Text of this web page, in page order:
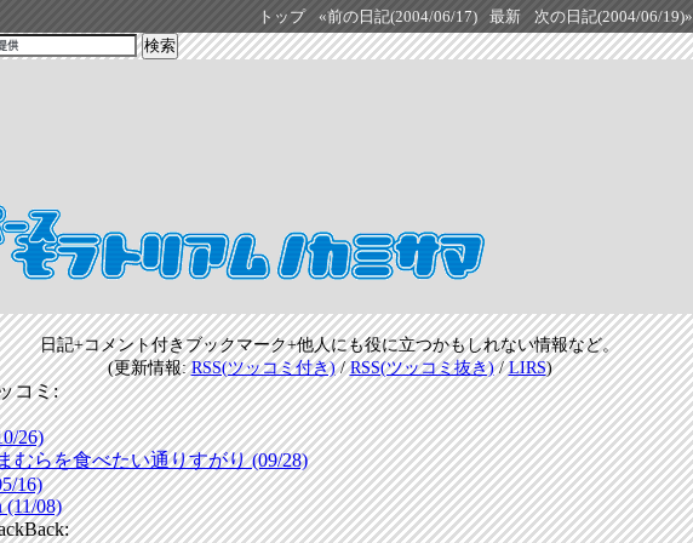
トップ «前の日記(2004/06/17) 最新 次の日記(2004/06/19)»
日記+コメント付きブックマーク+他人にも役に立つかもしれない情報など。
(更新情報:RSS(ツッコミ付き)/RSS(ツッコミ抜き)/LIRS)
コミ:
26)
むらを食べたい通りすがり (09/28)
16)
(11/08)